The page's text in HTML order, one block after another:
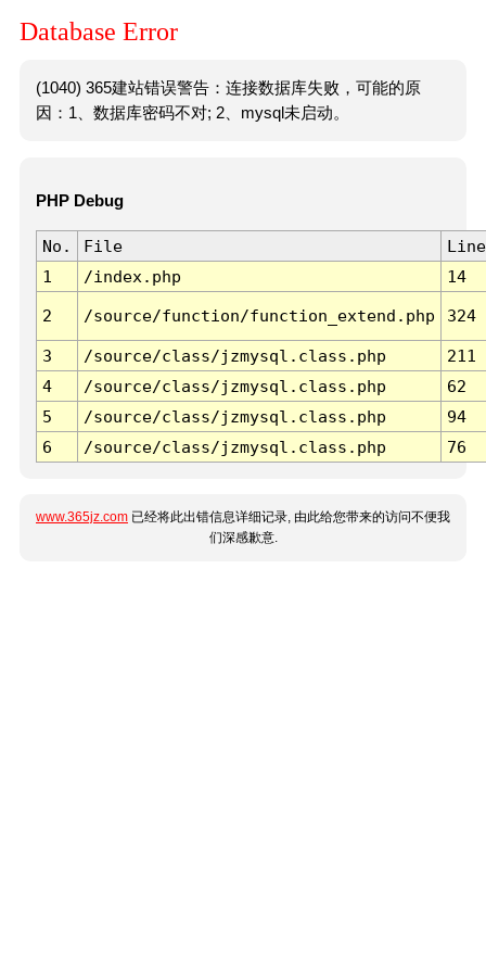
Database Error
(1040) 365建站错误警告：连接数据库失败，可能的原
因：1、数据库密码不对; 2、mysql未启动。
PHP Debug
No. File
Line
1
/index.php 14
2 /source/function/function_extend.php 324
3 /source/class/jzmysql.class.php
211
4
/source/class/jzmysql.class.php
62
5
/source/class/jzmysql.class.php
94
6
/source/class/jzmysql.class.php 76
www.365jz.com 已经将此出错信息详细记录, 由此给您带来的访问不便我
们深感歉意.